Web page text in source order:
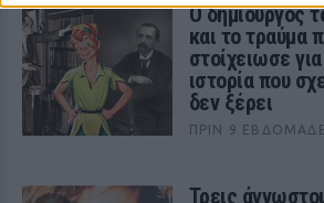
Ο δημιουργός
και το τραύμα
στοίχειωσε
ιστορία που
δεν ξέρει
ΠΡΙΝ 9
Τρεις